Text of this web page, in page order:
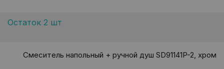
Остаток 2 шт
Смеситель напольный + ручной душ SD91141P-2, хром